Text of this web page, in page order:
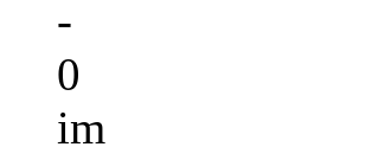
-
0
im